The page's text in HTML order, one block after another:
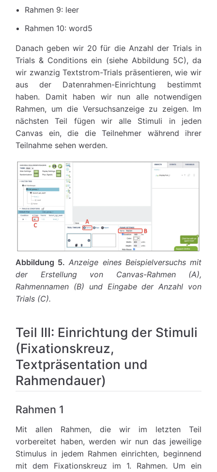
Rahmen 9: leer
Rahmen 10: word5
Danach geben wir 20 für die Anzahl der Trials in
Trials & Conditions ein (siehe Abbildung 5C), da
wir zwanzig Textstrom-Trials präsentieren, wie wir
aus der Datenrahmen-Einrichtung bestimmt
haben. Damit haben wir nun alle notwendigen
Rahmen, um die Versuchsanzeige zu zeigen. Im
nächsten Teil fügen wir alle Stimuli in jeden
Canvas ein, die die Teilnehmer während ihrer
Teilnahme sehen werden.
Abbildung 5. Anzeige eines Beispielversuchs mit
der Erstellung von Canvas-Rahmen (A),
Rahmennamen (B) und Eingabe der Anzahl von
Trials (C).
Teil III: Einrichtung der Stimuli
(Fixationskreuz,
Textpräsentation und
Rahmendauer)
Rahmen 1
Mit allen Rahmen, die wir im letzten Teil
vorbereitet haben, werden wir nun das jeweilige
Stimulus in jedem Rahmen einrichten, beginnend
mit dem Fixationskreuz im 1. Rahmen. Um ein